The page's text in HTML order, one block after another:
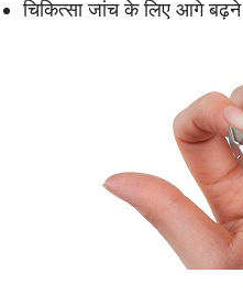
चिकित्सा जांच के लिए आगे